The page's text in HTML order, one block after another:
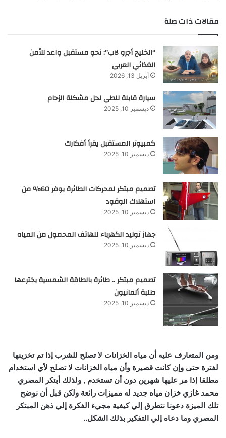
مقالات ذات صلة
“الخليج أجرو لاب”: نحو مستقبل واعد للأمن
الغذائي العربي
أبريل 13, 2026
سيارة قابلة للطي لحل مشكلة الزحام
ديسمبر 10, 2025
كمبيوتر المستقبل يقرأ أفكارك
ديسمبر 10, 2025
تصميم مبتكر لمحركات الطائرة يوفر 60% من
استهلاك الوقود
ديسمبر 10, 2025
جهاز توليد الكهرباء للهاتف المحمول من المياه
ديسمبر 10, 2025
تصميم مبتكر .. طائرة بالطاقة الشمسية يخترعها
طلبة ألمانيون
ديسمبر 10, 2025
ومن المتعارف عليه أن مياه الخزانات لا تصلح للشرب إذا تم تخزينها
لفترة حتى وإن كانت قصيرة وأن مياه الخزانات لا تصلح لأي استخدام
مطلقا إذا مر عليها شهرين دون أن تستخدم , ولذلك أبتكر المصري
محمد غازي خزان مياه جديد له مميزات رائعة ولكن قبل أن نوضح
تلك الميزة دعونا نتطرق إلي كيفية مجيء الفكرة إلي ذهن المبتكر
المصري وما دعاه إلي التفكير بذلك الشكل..